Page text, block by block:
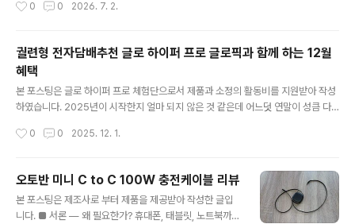
냉방을 넘어 일상생활 공간을 가장 편안한 온·습도로 맞추
어뜨리지 않고 습기만 쏙 잡아주어 장마철에도 춥지 않고
서클 디스플레이'를 통해 현재 온도와 실시간 습도, 제습량
까지 직관적으로 모니터링할 수 있어 더욱 안심됩니다. 장
시간 냉방 시 으슬으슬함을 느끼시는 분, 에어컨 필터 및 내
부 청소가 고민이신 분, 그리고 전기요금 걱정 없이 똑똑하
게 실내 공기를 관리하고 싶으신 분들께 추천합니다 시원
순간들 여름철이면 에어컨은 하루 종일 켜두는 필수 가전
0 0 2026. 7. 2.
궐련형 전자담배추천 글로 하이퍼 프로 글로픽과 함께 하는 12월
혜택
본 포스팅은 글로 하이퍼 프로 체험단으로서 제품과 소정의 활동비를 지원받아 작성
하였습니다. 2025년이 시작한지 얼마 되지 않은 것 같은데 어느덧 연말이 성큼 다
질 정도입니다. 더해지는 연말 분위기에 빠져들다 보면 올해 참 열심히 달려왔다는
들 위해 글로픽 12월호 매거진을 확인해 보시는 걸 추천드립니다. 궐련형 전자담배
추천 글로에서 발행한 12월 글로픽 콘텐츠는 “메리 크리스마스! 글로와 함께하는 연
말 플레이리스트”를 주제로 카페에서 조용히 음악을 들으며 휴식을 즐길 때, 집에서
올해 마무리를 정리할 때 등 연말 감성 200% 충전되는 음악..
0 0 2025. 12. 1.
오토반 미니 C to C 100W 충전케이블 리뷰
본 포스팅은 제조사로 부터 제품을 제공받아 작성한 글입
니다. ■ 서론 — 왜 필요한가? 휴대폰, 태블릿, 노트북까지